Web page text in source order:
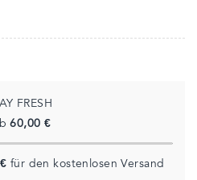
FRESH
60,00 €
für den kostenlosen Versand